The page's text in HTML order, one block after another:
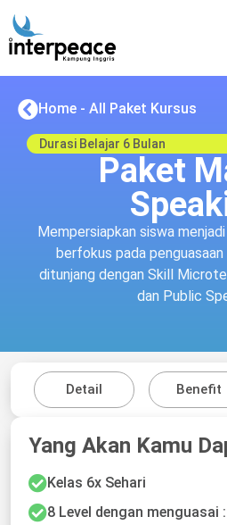
Home - All Paket Kursus
Durasi Belajar 6 Bulan
Paket
Mempersiapkan siswa
berfokus pada
ditunjang dengan Skill
dan Public
Detail Benefit
Yang Akan Kamu
Kelas 6x Sehari
8 Level dengan menguasai :